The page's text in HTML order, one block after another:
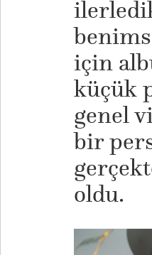
için
küçük
genel
bir
oldu.